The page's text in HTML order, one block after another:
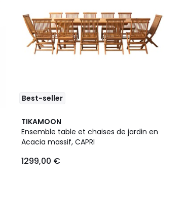
Best-seller
TIKAMOON
Ensemble table et chaises de jardin en
Acacia massif, CAPRI
1299,00 €